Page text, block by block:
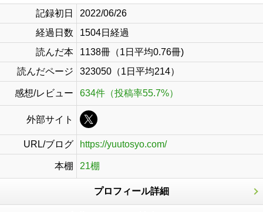
記録初日
2022/06/26
経過日数
1504日経過
読んだ本
1138冊（1日平均0.76冊)
読んだページ
323050（1日平均214）
感想/レビュー 634件（投稿率55.7%）
外部サイト
URL/ブログ https://yuutosyo.com/
本棚 21棚
プロフィール詳細